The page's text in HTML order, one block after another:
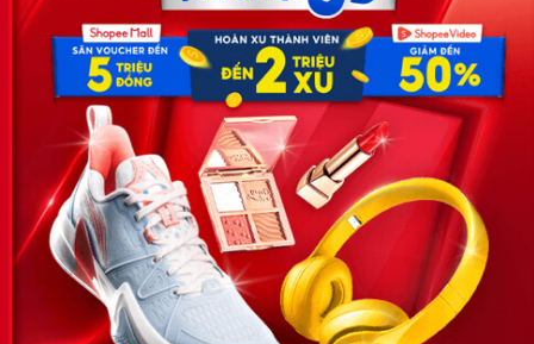
Địa chỉ: Số 81, ngõ 68, đường Cầu Giấy, Tổ 05, Phường Quan
Hoa, Quận Cầu Giấy, TP Hà Nội, Việt Nam
SĐT: 0981 448 766
Email:
hotro@timviec.com.vn
VỀ CHÚNG TÔI
News.timviec.com.vn là website cung cấp thông tin liên quan đến
nhân sự, nghề nghiệp do Timviec.com.vn vận hành nhằm giúp
doanh nghiệp, nhân sự tuyển dụng, người đi làm, người tìm việc
cập nhật thông tin và đáp ứng được mong muốn của mình.
KẾT NỐI